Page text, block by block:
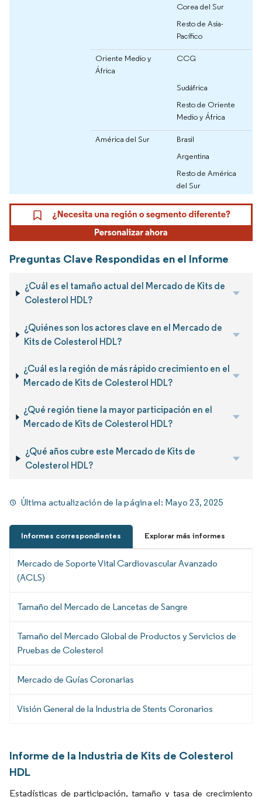
Corea del Sur
Resto de Asia-
Pacífico
Oriente Medio y
África
CCG
Sudáfrica
Resto de Oriente
Medio y África
América del Sur
Brasil
Argentina
Resto de América
del Sur
Preguntas Clave Respondidas en el Informe
¿Cuál es el tamaño actual del Mercado de Kits de
Colesterol HDL?
¿Quiénes son los actores clave en el Mercado de
Kits de Colesterol HDL?
¿Cuál es la región de más rápido crecimiento en el
Mercado de Kits de Colesterol HDL?
¿Qué región tiene la mayor participación en el
Mercado de Kits de Colesterol HDL?
¿Qué años cubre este Mercado de Kits de
Colesterol HDL?
Última actualización de la página el: Mayo 23, 2025
Informes correspondientes Explorar más informes
Mercado de Soporte Vital Cardiovascular Avanzado
(ACLS)
Tamaño del Mercado de Lancetas de Sangre
Tamaño del Mercado Global de Productos y Servicios de
Pruebas de Colesterol
Mercado de Guías Coronarias
Visión General de la Industria de Stents Coronarios
Informe de la Industria de Kits de Colesterol
HDL
Estadísticas de participación, tamaño y tasa de crecimiento